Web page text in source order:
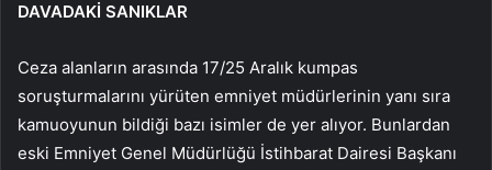
DAVADAKİ SANIKLAR
Ceza alanların arasında 17/25 Aralık kumpas
soruşturmalarını yürüten emniyet müdürlerinin yanı sıra
kamuoyunun bildiği bazı isimler de yer alıyor. Bunlardan
eski Emniyet Genel Müdürlüğü İstihbarat Dairesi Başkanı